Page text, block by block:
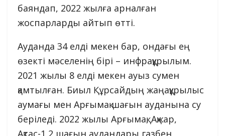
баяндап, 2022 жылға арналған
жоспарларды айтып өтті.
Ауданда 34 елді мекен бар, ондағы ең
өзекті мәселенің бірі – инфрақұрылым.
2021 жылы 8 елді мекен ауыз сумен
қамтылған. Биыл Құрсайдың жаңақұрылыс
аумағы мен Арғымақ шағын ауданына су
беріледі. 2022 жылы Арғымақ, Ақжар,
Ақтас-1,2 шағын аудандары газбен